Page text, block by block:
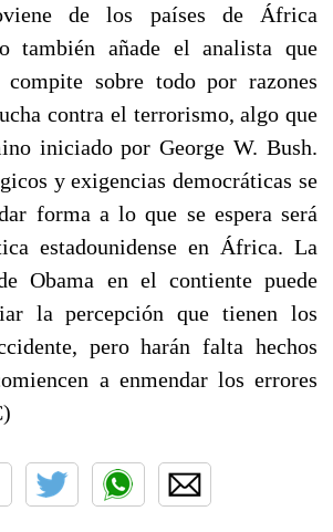
de los países de África
también añade el analista que
compite sobre todo por razones
contra el terrorismo, algo que
iniciado por George W. Bush.
y exigencias democráticas se
forma a lo que se espera será
estadounidense en África. La
Obama en el contiente puede
la percepción que tienen los
pero harán falta hechos
a enmendar los errores